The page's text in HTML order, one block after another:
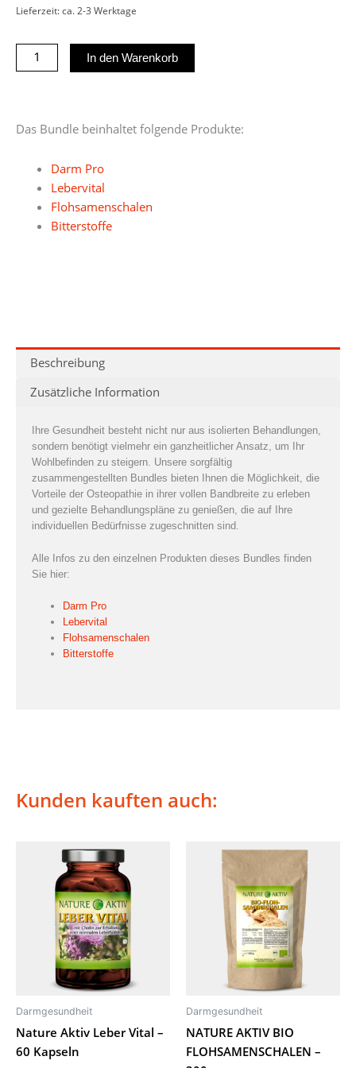
Lieferzeit: ca. 2-3 Werktage
Darmgesundheit
In den Warenkorb
Das Bundle beinhaltet folgende Produkte:
Darm Pro
Lebervital
Flohsamenschalen
Bitterstoffe
Beschreibung
Zusätzliche Information
Ihre Gesundheit besteht nicht nur aus isolierten Behandlungen,
sondern benötigt vielmehr ein ganzheitlicher Ansatz, um Ihr
Wohlbefinden zu steigern. Unsere sorgfältig
zusammengestellten Bundles bieten Ihnen die Möglichkeit, die
Vorteile der Osteopathie in ihrer vollen Bandbreite zu erleben
und gezielte Behandlungspläne zu genießen, die auf Ihre
individuellen Bedürfnisse zugeschnitten sind.
Alle Infos zu den einzelnen Produkten dieses Bundles finden
Sie hier:
Darm Pro
Lebervital
Flohsamenschalen
Bitterstoffe
Kunden kauften auch:
Darmgesundheit
Nature Aktiv Leber Vital –
60 Kapseln
Darmgesundheit
NATURE AKTIV BIO
FLOHSAMENSCHALEN –